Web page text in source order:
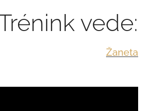
vede:
Žaneta